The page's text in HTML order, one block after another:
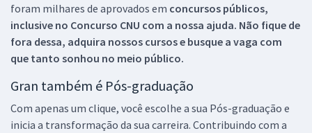
foram milhares de aprovados em concursos públicos,
inclusive no Concurso CNU com a nossa ajuda. Não fique de
fora dessa, adquira nossos cursos e busque a vaga com
que tanto sonhou no meio público.
Gran também é Pós-graduação
Com apenas um clique, você escolhe a sua Pós-graduação e
inicia a transformação da sua carreira. Contribuindo com a